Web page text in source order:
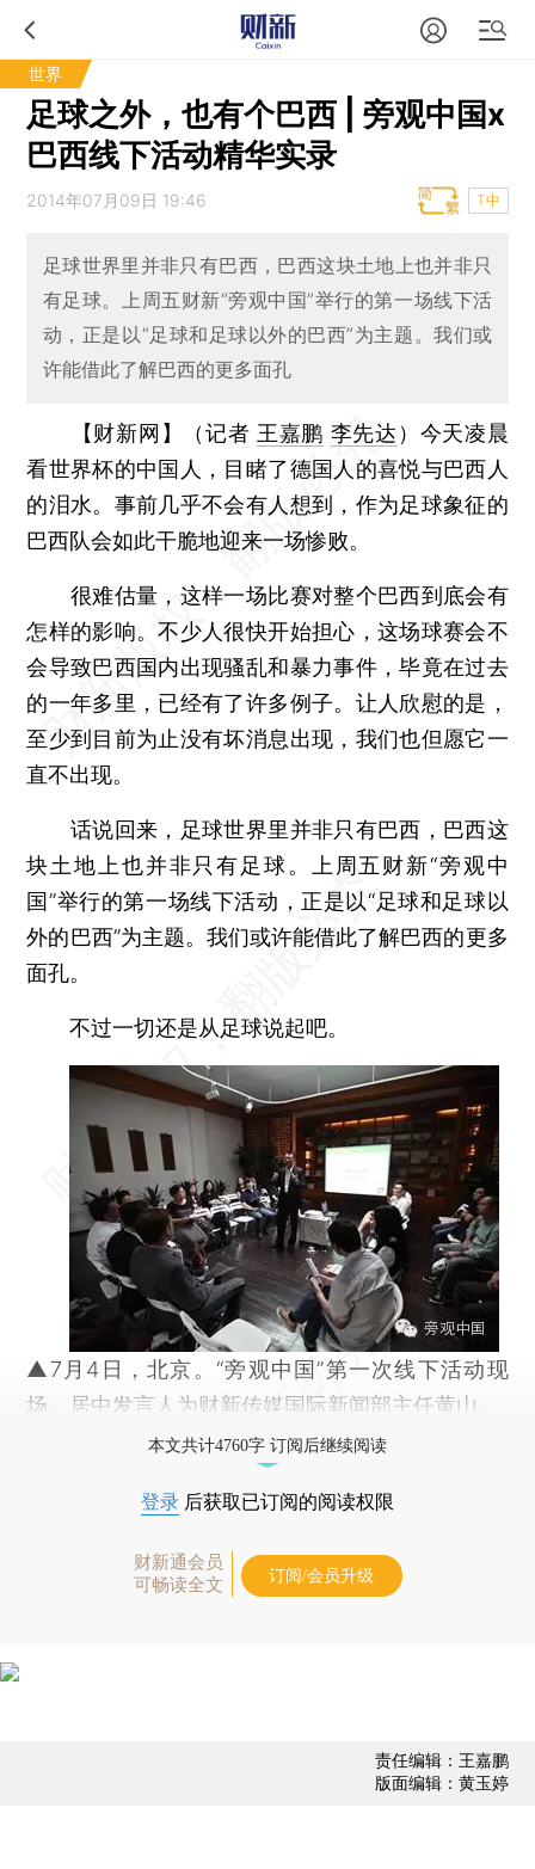
世界
足球之外，也有个巴西 | 旁观中国x
巴西线下活动精华实录
2014年07月09日 19:46 T中
足球世界里并非只有巴西，巴西这块土地上也并非只
有足球。上周五财新“旁观中国”举行的第一场线下活
动，正是以“足球和足球以外的巴西”为主题。我们或
许能借此了解巴西的更多面孔
【财新网】（记者 王嘉鹏 李先达 ） 今天凌晨
看世界杯的中国人，目睹了德国人的喜悦与巴西人
的泪水。事前几乎不会有人想到，作为足球象征的
巴西队会如此干脆地迎来一场惨败。
很难估量，这样一场比赛对整个巴西到底会有
怎样的影响。不少人很快开始担心，这场球赛会不
会导致巴西国内出现骚乱和暴力事件，毕竟在过去
的一年多里，已经有了许多例子。让人欣慰的是，
至少到目前为止没有坏消息出现，我们也但愿它一
直不出现。
话说回来，足球世界里并非只有巴西，巴西这
块土地上也并非只有足球。上周五财新“旁观中
国”举行的第一场线下活动，正是以“足球和足球以
外的巴西”为主题。我们或许能借此了解巴西的更多
面孔。
不过一切还是从足球说起吧。
▲7月4日，北京。“旁观中国”第一次线下活动现
场。居中发言人为财新传媒国际新闻部主任黄山。
本文共计4760字 订阅后继续阅读
登录 后获取已订阅的阅读权限
财新通会员
可畅读全文
订阅/会员升级
责任编辑：王嘉鹏
版面编辑：黄玉婷